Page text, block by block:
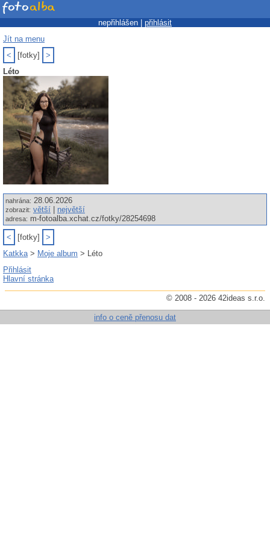
nepřihlášen | přihlásit
Jít na menu
<
[fotky]
>
Léto
nahrána: 28.06.2026
zobrazit: větší největší
adresa: m-fotoalba.xchat.cz/fotky/28254698
< [fotky]
>
Katkka> Moje album > Léto
Přihlásit
Hlavní stránka
© 2008 - 2026 42ideas s.r.o.
info o ceně přenosu dat